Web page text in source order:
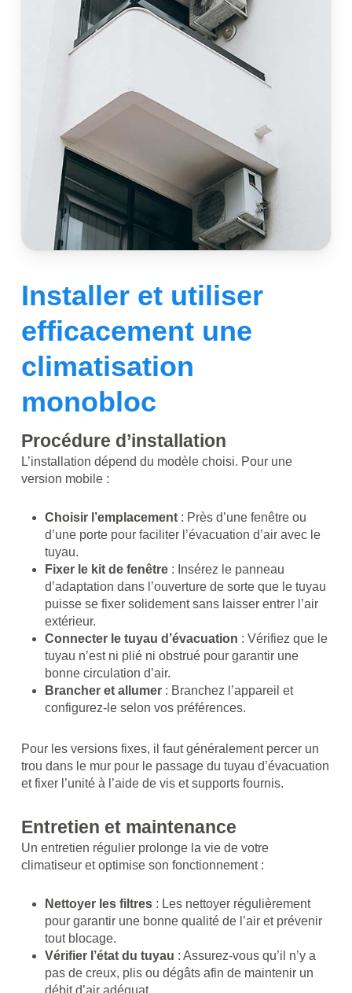
Installer et utiliser
efficacement une
climatisation
monobloc
Procédure d’installation
L’installation dépend du modèle choisi. Pour une
version mobile :
Choisir l’emplacement: Près d’une fenêtre ou
d’une porte pour faciliter l’évacuation d’air avec le
tuyau.
Fixer le kit de fenêtre: Insérez le panneau
d’adaptation dans l’ouverture de sorte que le tuyau
puisse se fixer solidement sans laisser entrer l’air
extérieur.
Connecter le tuyau d’évacuation : Vérifiez que le
tuyau n’est ni plié ni obstrué pour garantir une
bonne circulation d’air.
Brancher et allumer: Branchez l’appareil et
configurez-le selon vos préférences.
Pour les versions fixes, il faut généralement percer un
trou dans le mur pour le passage du tuyau d’évacuation
et fixer l’unité à l’aide de vis et supports fournis.
Entretien et maintenance
Un entretien régulier prolonge la vie de votre
climatiseur et optimise son fonctionnement :
Nettoyer les filtres: Les nettoyer régulièrement
pour garantir une bonne qualité de l’air et prévenir
tout blocage.
Vérifier l’état du tuyau : Assurez-vous qu’il n’y a
pas de creux, plis ou dégâts afin de maintenir un